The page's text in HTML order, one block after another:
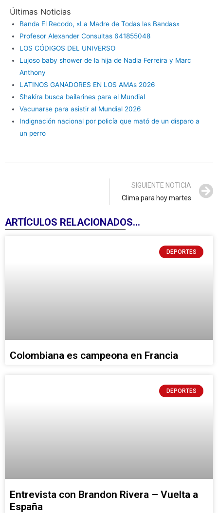
Últimas Noticias
Banda El Recodo, «La Madre de Todas las Bandas»
Profesor Alexander Consultas 641855048
LOS CÓDIGOS DEL UNIVERSO
Lujoso baby shower de la hija de Nadia Ferreira y Marc
Anthony
LATINOS GANADORES EN LOS AMAs 2026
Shakira busca bailarines para el Mundial
Vacunarse para asistir al Mundial 2026
Indignación nacional por policía que mató de un disparo a
un perro
SIGUIENTE NOTICIA
Clima para hoy martes
ARTÍCULOS RELACIONADOS...
DEPORTES
Colombiana es campeona en Francia
DEPORTES
Entrevista con Brandon Rivera – Vuelta a
España